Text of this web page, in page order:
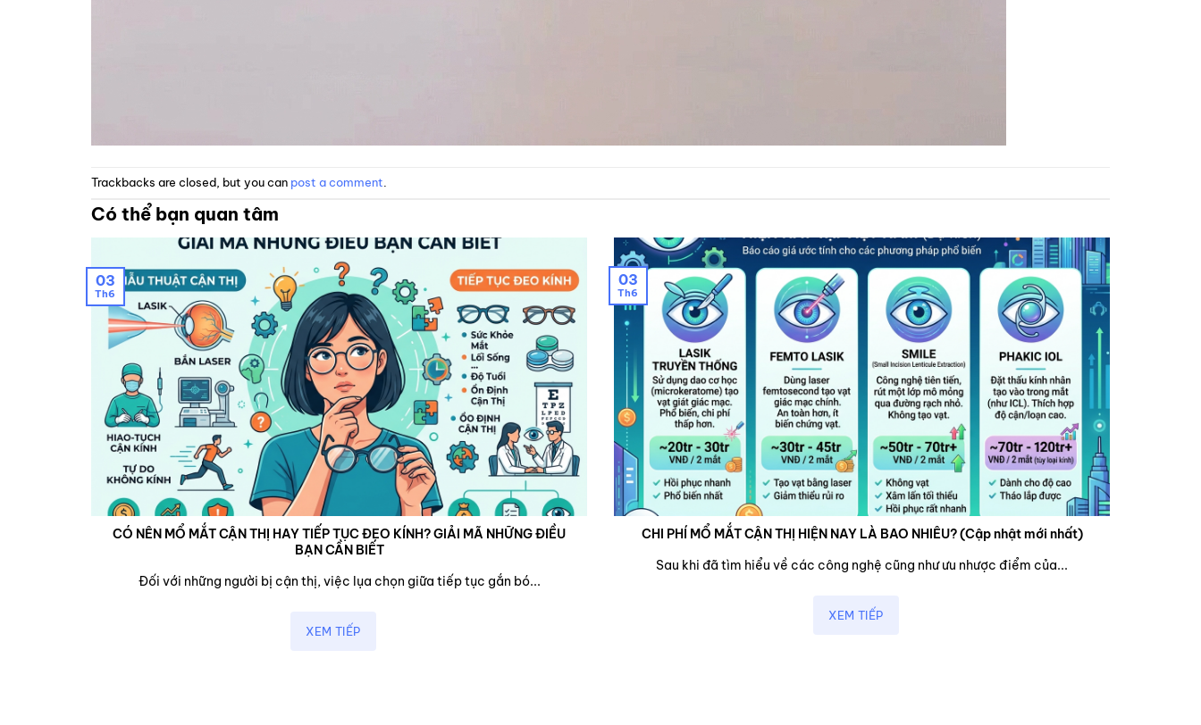
Trackbacks are closed, but you can post a comment
Có thể bạn quan tâm
CÓ NÊN MỔ MẮT CẬN THỊ HAY TIẾP TỤC ĐEO KÍNH? GIẢI MÃ NHỮNG ĐIỀU
BẠN CẦN BIẾT
Đối với những người bị cận thị, việc lụa chọn giữa tiếp tục gắn bó...
XEM TIẾP
03
Th6
CHI PHÍ MỔ MẮT CẬN THỊ HIỆN NAY LÀ BAO NHIÊU? (Cập nhật mới nhất)
Sau khi đã tìm hiểu về các công nghệ cũng như ưu nhược điểm của...
XEM TIẾP
03
Th6